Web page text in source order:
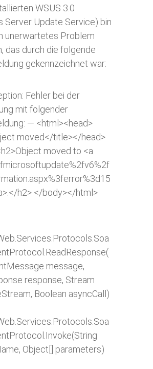
WSUS 3.0
Server Update Service) bin
unerwartetes Problem
das durch die folgende
gekennzeichnet war:
Fehler bei der
mit folgender
— <html><head>
moved</title></head>
moved to <a
h2> </body></html>
message,
response, Stream
Boolean asyncCall)
Object[] parameters)